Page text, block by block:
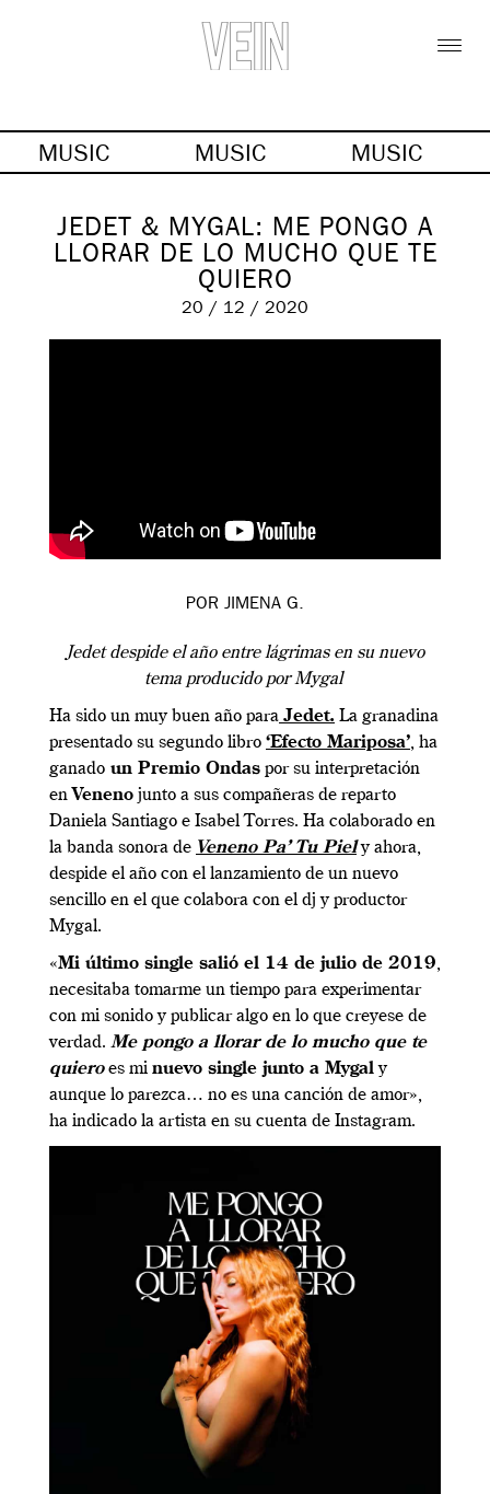
MUSIC MUSIC MUSIC
JEDET & MYGAL: ME PONGO A
LLORAR DE LO MUCHO QUE TE
QUIERO
20 / 12 / 2020
POR JIMENA G.
Jedet despide el año entre lágrimas en su nuevo
tema producido por Mygal
Ha sido un muy buen año para Jedet. La granadina
presentado su segundo libro ‘Efecto Mariposa’, ha
ganado un Premio Ondas por su interpretación
en Veneno junto a sus compañeras de reparto
Daniela Santiago e Isabel Torres. Ha colaborado en
la banda sonora de Veneno Pa’ Tu Piely ahora,
despide el año con el lanzamiento de un nuevo
sencillo en el que colabora con el dj y productor
Mygal.
«Mi último single salió el 14 de julio de 2019,
necesitaba tomarme un tiempo para experimentar
con mi sonido y publicar algo en lo que creyese de
verdad. Me pongo a llorar de lo mucho que te
quieroes mi nuevo single junto a Mygaly
aunque lo parezca… no es una canción de amor»,
ha indicado la artista en su cuenta de Instagram.